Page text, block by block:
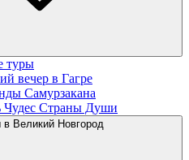
туры
вечер в Гагре
Самурзакана
Чудес Страны Души
в Великий Новгород